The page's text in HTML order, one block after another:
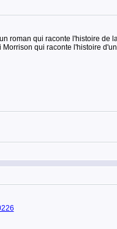
roman qui raconte l'histoire de
qui raconte l'histoire